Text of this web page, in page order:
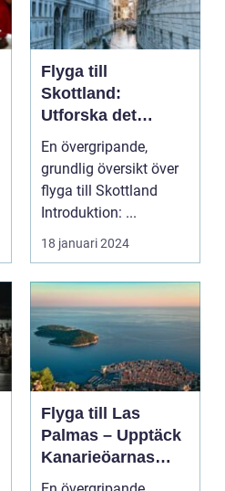
Flyga till
Skottland:
Utforska det
vackra landet på
ännu enklast sätt
En övergripande,
grundlig översikt över
flyga till Skottland
Introduktion: ...
18 januari 2024
Flyga till Las
Palmas – Upptäck
Kanarieöarnas
pärla